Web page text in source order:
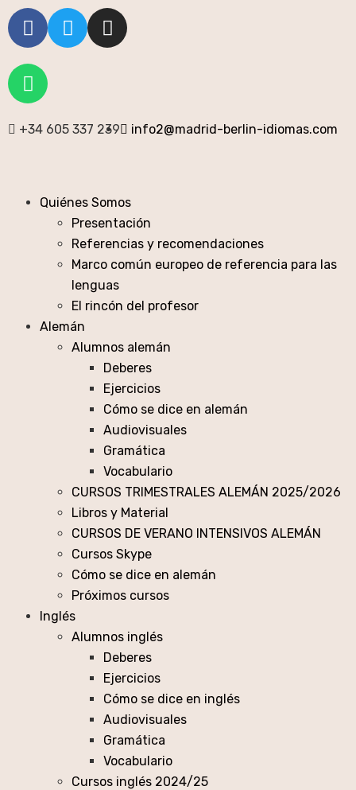
+34 605 337 239 info2@madrid-berlin-idiomas.com
Quiénes Somos
Presentación
Referencias y recomendaciones
Marco común europeo de referencia para las
lenguas
El rincón del profesor
Alemán
Alumnos alemán
Deberes
Ejercicios
Cómo se dice en alemán
Audiovisuales
Gramática
Vocabulario
CURSOS TRIMESTRALES ALEMÁN 2025/2026
Libros y Material
CURSOS DE VERANO INTENSIVOS ALEMÁN
Cursos Skype
Cómo se dice en alemán
Próximos cursos
Inglés
Alumnos inglés
Deberes
Ejercicios
Cómo se dice en inglés
Audiovisuales
Gramática
Vocabulario
Cursos inglés 2024/25